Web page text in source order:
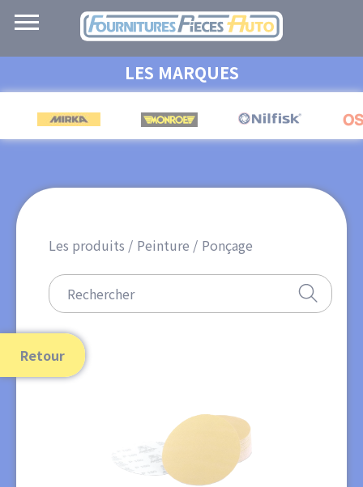
Aller
contenu
principal
Navigation
principale
LES MARQUES
Les produits Peinture Ponçage
Retour